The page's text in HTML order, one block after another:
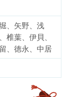
、矢野、浅
椎葉、伊貝、
、徳永、中居